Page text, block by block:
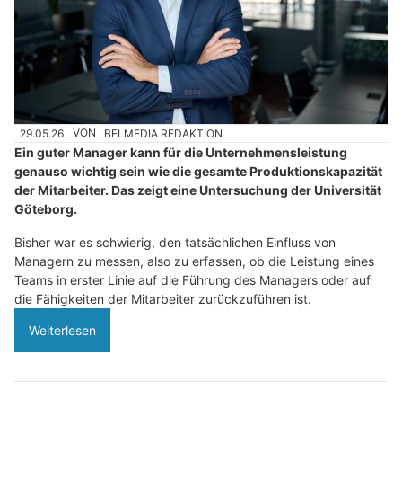
29.05.26 VON BELMEDIA REDAKTION
Ein guter Manager kann für die Unternehmensleistung
genauso wichtig sein wie die gesamte Produktionskapazität
der Mitarbeiter. Das zeigt eine Untersuchung der Universität
Göteborg.
Bisher war es schwierig, den tatsächlichen Einfluss von
Managern zu messen, also zu erfassen, ob die Leistung eines
Teams in erster Linie auf die Führung des Managers oder auf
die Fähigkeiten der Mitarbeiter zurückzuführen ist.
Weiterlesen